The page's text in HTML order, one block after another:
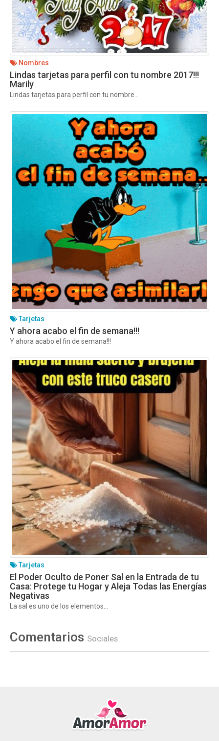
Nombres
Lindas tarjetas para perfil con tu nombre 2017!!!
Marily
Lindas tarjetas para perfil con tu nombre...
Tarjetas
Y ahora acabo el fin de semana!!!
Y ahora acabo el fin de semana!!!
Tarjetas
El Poder Oculto de Poner Sal en la Entrada de tu
Casa: Protege tu Hogar y Aleja Todas las Energías
Negativas
La sal es uno de los elementos...
Comentarios Sociales